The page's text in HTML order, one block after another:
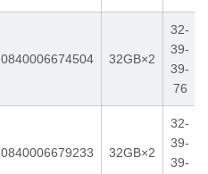
0840006674504 32GB×2
32-
39-
39-
76
0840006679233 32GB×2
32-
39-
39-